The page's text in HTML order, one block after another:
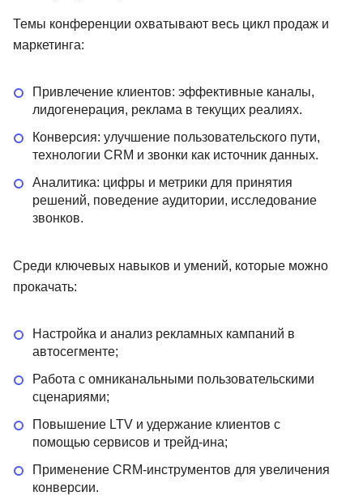
Темы конференции охватывают весь цикл продаж и
маркетинга:
Привлечение клиентов: эффективные каналы,
лидогенерация, реклама в текущих реалиях.
Конверсия: улучшение пользовательского пути,
технологии CRM и звонки как источник данных.
Аналитика: цифры и метрики для принятия
решений, поведение аудитории, исследование
звонков.
Среди ключевых навыков и умений, которые можно
прокачать:
Настройка и анализ рекламных кампаний в
автосегменте;
Работа с омниканальными пользовательскими
сценариями;
Повышение LTV и удержание клиентов с
помощью сервисов и трейд-ина;
Применение CRM-инструментов для увеличения
конверсии.